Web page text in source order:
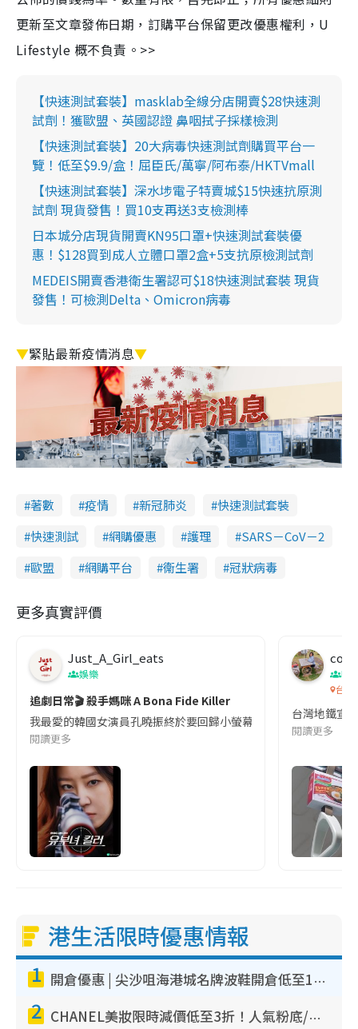
更新至文章發佈日期，訂購平台保留更改優惠權利，U
Lifestyle 概不負責。>>
【快速測試套裝】masklab全線分店開賣$28快速測
試劑！獲歐盟、英國認證 鼻咽拭子採樣檢測
【快速測試套裝】20大病毒快速測試劑購買平台一
覽！低至$9.9/盒！屈臣氏/萬寧/阿布泰/HKTVmall
【快速測試套裝】深水埗電子特賣城$15快速抗原測
試劑 現貨發售！買10支再送3支檢測棒
日本城分店現貨開賣KN95口罩+快速測試套裝優
惠！$128買到成人立體口罩2盒+5支抗原檢測試劑
MEDEIS開賣香港衛生署認可$18快速測試套裝 現貨
發售！可檢測Delta、Omicron病毒
▼緊貼最新疫情消息▼
著數 疫情 新冠肺炎
快速測試套裝
快速測試
網購優惠 護理
SARS－CoV－2
歐盟
網購平台 衞生署 冠狀病毒
更多真實評價
Just_A_Girl_eats
娛樂
追劇日常🎬 殺手媽咪 A Bona Fide Killer
我最愛的韓國女演員孔曉振終於要回歸小螢幕啦!這次的劇本改編
閱讀更多
co
吹
台灣
台灣地鐵宣
閱讀更多
港生活限時優惠情報
1 開倉優惠 | 尖沙咀海港城名牌波鞋開倉低至1折！On鞋$899起／Joy&Peace鞋履$98起
2 CHANEL美妝限時減價低至3折！人氣粉底/唇膏/精華液低至$275！COCO香水都有平